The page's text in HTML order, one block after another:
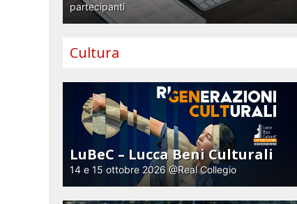
partecipanti
Cultura
LuBeC – Lucca Beni Culturali
14 e 15 ottobre 2026 @Real Collegio